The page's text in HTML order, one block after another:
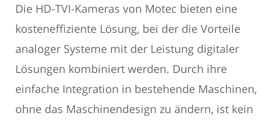
Die HD-TVI-Kameras von Motec bieten eine
kosteneffiziente Lösung, bei der die Vorteile
analoger Systeme mit der Leistung digitaler
Lösungen kombiniert werden. Durch ihre
einfache Integration in bestehende Maschinen,
ohne das Maschinendesign zu ändern, ist kein